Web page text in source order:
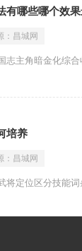
有哪些哪个效
： 昌城网
志主角暗金化综
培养
： 昌城网
将定位区分技能